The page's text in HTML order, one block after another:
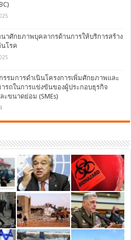
าศักยภาพบุคลากรด้านการให้บริการสร้าง
โรค
รมการดำเนินโครงการเพิ่มศักยภาพและ
รถในการแข่งขันของผู้ประกอบธุรกิจ
ะขนาดย่อม (SMEs)